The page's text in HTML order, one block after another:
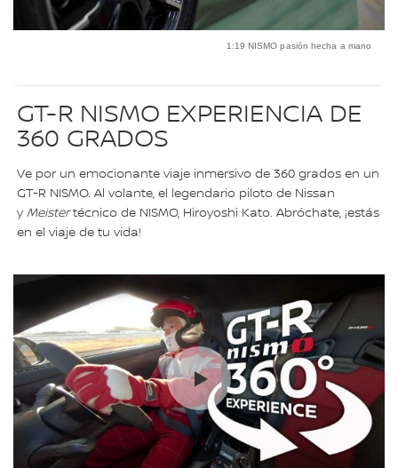
1:19 NISMO pasión hecha a mano
GT-R NISMO EXPERIENCIA DE
360 GRADOS
Ve por un emocionante viaje inmersivo de 360 grados en un
GT-R NISMO. Al volante, el legendario piloto de Nissan
yMeistertécnico de NISMO, Hiroyoshi Kato. Abróchate, ¡estás
en el viaje de tu vida!